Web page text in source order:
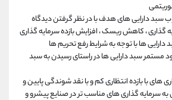
سبد دارایی های هدف با در نظر گرفتن دیدگاه
گذاری ، کاهش ریسک ، افزایش بازده سرمایه گذاری
ها با توجه به شرایط رفع تحریم ها
مستمر سبد دارایی ها در راستای رسیدن به سبد
های با بازده انتظاری کم و با نقد شوندگی پایین و
سرمایه گذاری های مناسب تر در صنایع پیشرو و